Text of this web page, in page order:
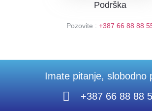
Podrška
Pozovite : +387 66 88 88
Imate pitanje, slobodno
+387 66 88 88